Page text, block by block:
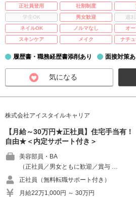
正社員登用 社割制度
学生OK
男女歓迎 週3
ネイルOK
ノルマなし オ
スキンケア
メイク ナチ
履歴書・職務経歴書添削あり 面接対策あ
気になる
株式会社アイスタイルキャリア
【月給～30万円★正社員】住宅手当有
自由★＜内定サポート付き＞
美容部員・BA
（正社員／男女ともに歓迎／賞与 …
正社員（無料転職サポート付き）
月給22万1,000円 ～ 30万円